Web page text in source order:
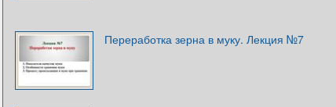
Переработка зерна в муку. Лекция №7